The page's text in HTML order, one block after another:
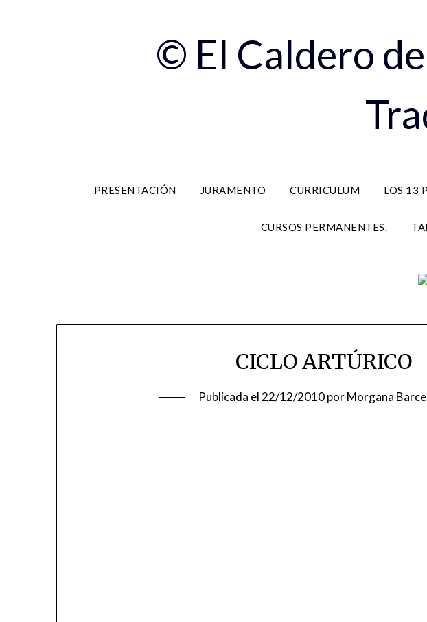
© El Caldero
PRESENTACIÓN JURAMENTO CURRICULUM LOS 13
CURSOS PERMANENTES.
CICLO ARTÚRICO
Publicada el 22/12/2010porMorgana